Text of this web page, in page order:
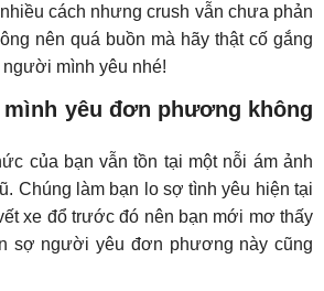
cách nhưng crush vẫn chưa phản
nên quá buồn mà hãy thật cố gắng
mình yêu nhé!
yêu đơn phương không
của bạn vẫn tồn tại một nỗi ám ảnh
Chúng làm bạn lo sợ tình yêu hiện tại
xe đổ trước đó nên bạn mới mơ thấy
sợ người yêu đơn phương này cũng